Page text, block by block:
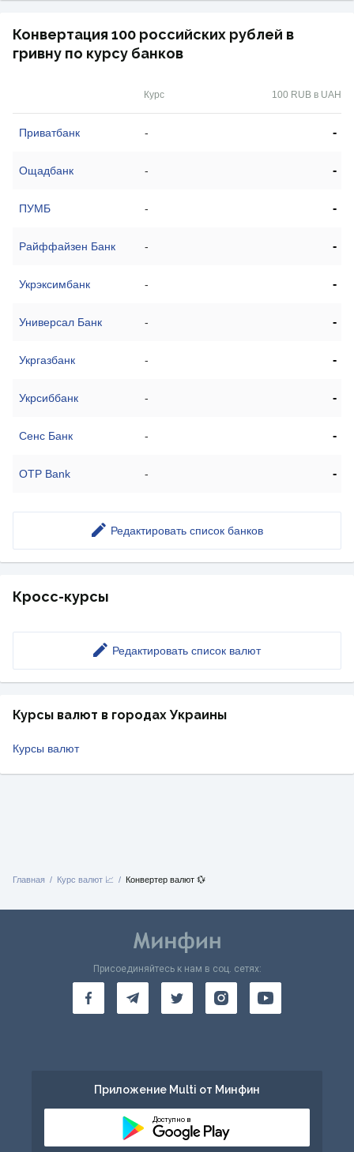
Конвертация 100 российских рублей в
гривну по курсу банков
Курс 100 RUB в UAH
Приватбанк - -
Ощадбанк - -
ПУМБ - -
Райффайзен Банк - -
Укрэксимбанк - -
Универсал Банк - -
Укргазбанк - -
Укрсиббанк - -
Сенс Банк - -
OTP Bank - -
Редактировать список банков
Кросс-курсы
Редактировать список валют
Курсы валют в городах Украины
Курсы валют
Главная Курс валют 📈 Конвертер валют 💱
Присоединяйтесь к нам в соц. сетях:
Приложение Multi от Минфин
Доступно в